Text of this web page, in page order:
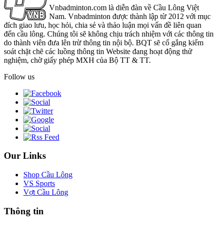
Vnbadminton.com là diễn đàn về Cầu Lông Việt
Nam. Vnbadminton được thành lập từ 2012 với mục
đích giao lưu, học hỏi, chia sẻ và thảo luận mọi vấn đề liên quan
đến cầu lông. Chúng tôi sẽ không chịu trách nhiệm với các thông tin
do thành viên đưa lên trừ thông tin nội bộ. BQT sẽ cố gắng kiểm
soát chặt chẽ các luồng thông tin Website đang hoạt động thử
nghiệm, chờ giấy phép MXH của Bộ TT & TT.
Follow us
Our Links
Shop Cầu Lông
VS Sports
Vợt Cầu Lông
Thông tin